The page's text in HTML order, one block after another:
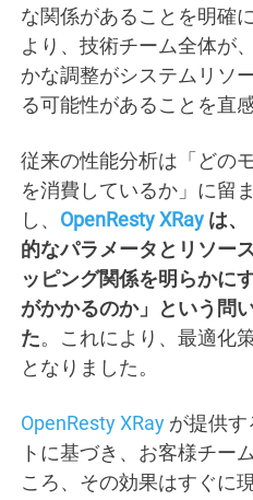
な関係があることを明確
より、技術チーム全体が
かな調整がシステムリソ
る可能性があることを直
従来の性能分析は「どの
を消費しているか」に留
し、 OpenResty XRay は、
的なパラメータとリソー
ッピング関係を明らかに
がかかるのか」という問
た。これにより、最適化
となりました。
OpenResty XRay が提供す
トに基づき、お客様チー
ころ、その効果はすぐに